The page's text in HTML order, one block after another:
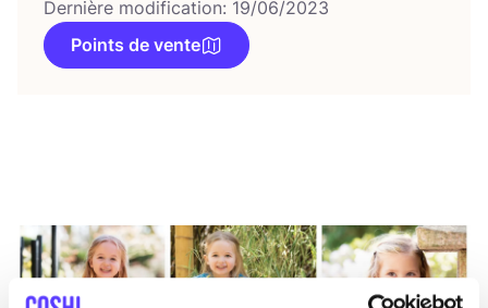
Dernière modification: 19/06/2023
Points de vente